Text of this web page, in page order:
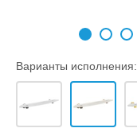
Варианты исполнения: